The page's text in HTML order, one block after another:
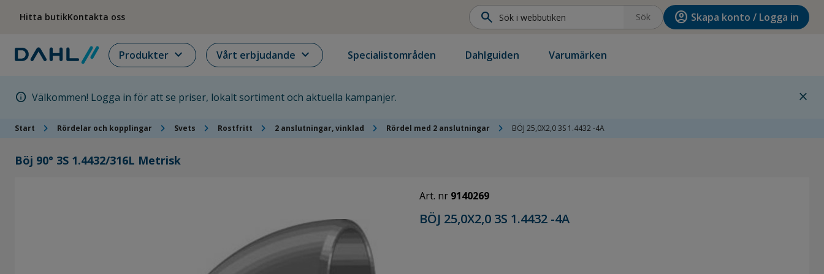
Hitta butikKontakta oss search Sök account_circle Skapa konto / Logga in
Produkter expand_more Vårt erbjudande expand_more Specialistområden Dahlguiden Varumärken
info Välkommen! Logga in för att se priser, lokalt sortiment och aktuella kampanjer. close
Start chevron_right Rördelar och kopplingar chevron_right Svets chevron_right Rostfritt chevron_right 2 anslutningar, vinklad chevron_right Rördel med 2 anslutningar chevron_right BÖJ 25,0X2,0 3S 1.4432 -4A
Böj 90° 3S 1.4432/316L Metrisk
Art. nr 9140269
BÖJ 25,0X2,0 3S 1.4432 -4A